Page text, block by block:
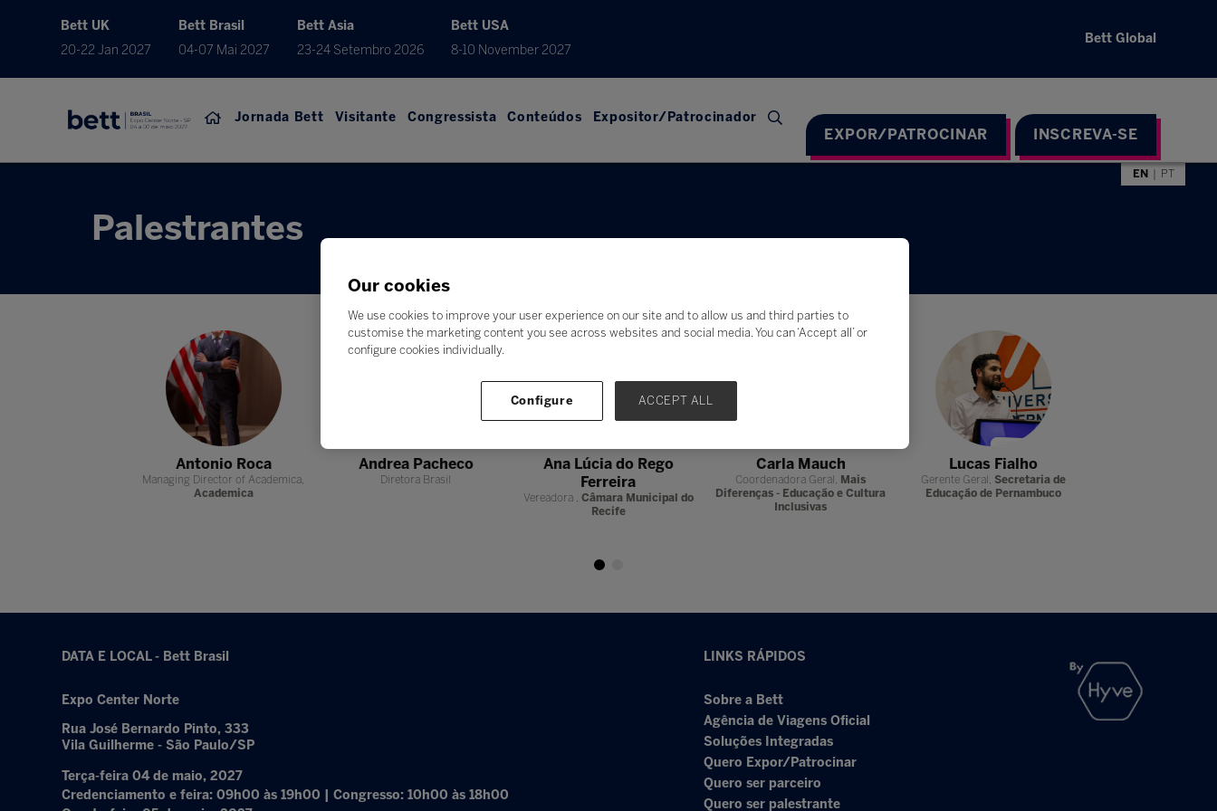
Bett UK
20-22 Jan 2027
Bett Brasil
04-07 Mai 2027
Bett Asia
23-24 Setembro 2026
Bett USA
8-10 November 2027
Bett Global
Jornada Bett Visitante Congressista Conteúdos Expositor/Patrocinador
EXPOR/PATROCINAR INSCREVA-SE
EN PT
Palestrantes
Antonio Roca
Managing Director of Academica,
Academica
Andrea Pacheco
Diretora Brasil
Ana Lúcia do Rego
Ferreira
Vereadora , Câmara Municipal do
Recife
Carla Mauch
Coordenadora Geral, Mais
Diferenças - Educação e Cultura
Inclusivas
Lucas Fialho
Gerente Geral, Secretaria de
Educação de Pernambuco
DATA E LOCAL - Bett Brasil
Expo Center Norte
Rua José Bernardo Pinto, 333
Vila Guilherme - São Paulo/SP
Terça-feira 04 de maio, 2027
Credenciamento e feira: 09h00 às 19h00 | Congresso: 10h00 às 18h00
LINKS RÁPIDOS
Sobre a Bett
Agência de Viagens Oficial
Soluções Integradas
Quero Expor/Patrocinar
Quero ser parceiro
Quero ser palestrante
Our cookies
We use cookies to improve your user experience on our site and to allow us and third parties to
customise the marketing content you see across websites and social media. You can ‘Accept all’ or
configure cookies individually.
Configure ACCEPT ALL